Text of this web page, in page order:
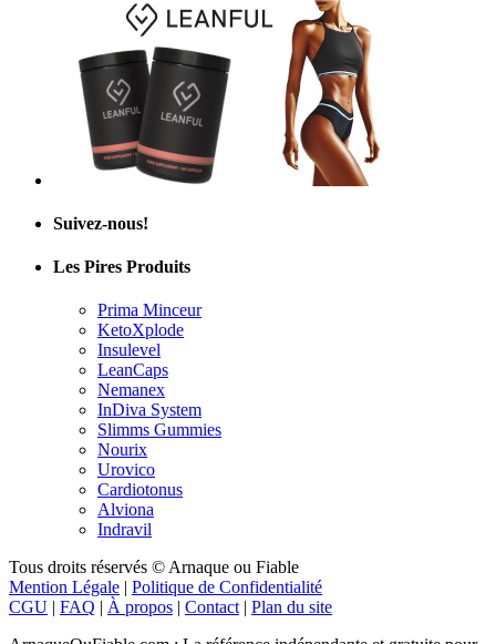
Suivez-nous!
Les Pires Produits
Prima Minceur
KetoXplode
Insulevel
LeanCaps
Nemanex
InDiva System
Slimms Gummies
Nourix
Urovico
Cardiotonus
Alviona
Indravil
Tous droits réservés © Arnaque ou Fiable
Mention Légale | Politique de Confidentialité
CGU | FAQ | À propos | Contact | Plan du site